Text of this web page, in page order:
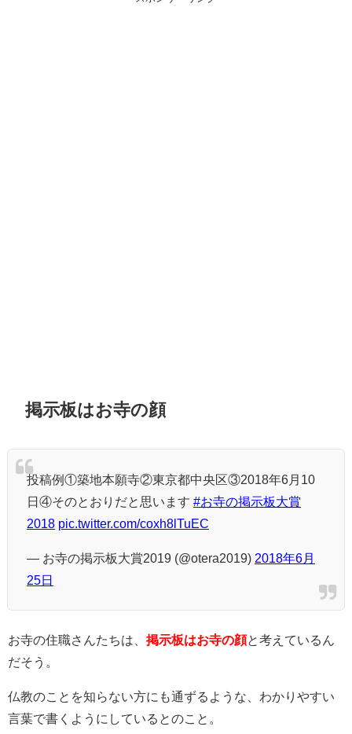
掲示板はお寺の顔
投稿例①築地本願寺②東京都中央区③2018年6月10
日④そのとおりだと思います #お寺の掲示板大賞
2018 pic.twitter.com/coxh8lTuEC
— お寺の掲示板大賞2019 (@otera2019) 2018年6月
25日
お寺の住職さんたちは、 掲示板はお寺の顔と考えているん
だそう。
仏教のことを知らない方にも通ずるような、わかりやすい
言葉で書くようにしているとのこと。